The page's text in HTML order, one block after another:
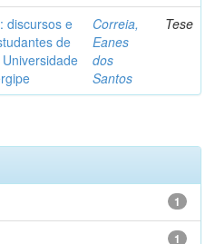
discursos e
de
Correia,
Eanes
dos
Santos
Tese
1
1